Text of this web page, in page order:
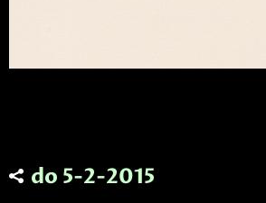
do 5-2-2015